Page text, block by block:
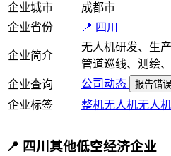
企业城市
成都市
企业省份
📍 四川
企业简介
无人机研发、生
管道巡线、测绘
企业查询
公司动态 报告错误
企业标签 整机无人机无人
📍 四川其他低空经济企业